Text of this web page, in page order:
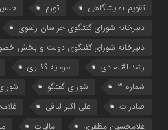
تقویم نمایشگاهی
تورم
دبیرخانه شورای گفتگوی خراسان رضوی
دبیرخانه شورای گفتگوی دولت و بخش
رشد اقتصادی
سرمایه گذاری
شماره 3
شورای گفتگو
صادرات
علی اکبر لبافی
غلامحسین مظفری
مالیات